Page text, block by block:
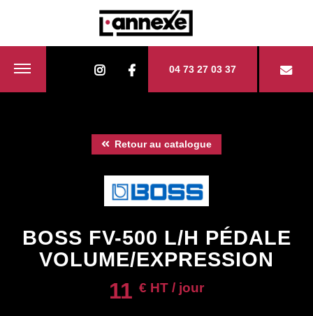
04 73 27 03 37
Retour au catalogue
BOSS FV-500 L/H PÉDALE
VOLUME/EXPRESSION
11 € HT / jour